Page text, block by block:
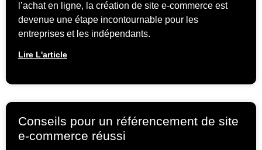
l’achat en ligne, la création de site e-commerce est
devenue une étape incontournable pour les
entreprises et les indépendants.
Lire L'article
Conseils pour un référencement de site
e-commerce réussi